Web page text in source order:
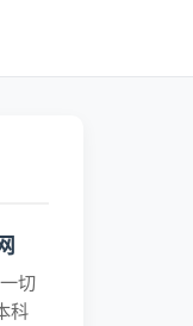
切
科